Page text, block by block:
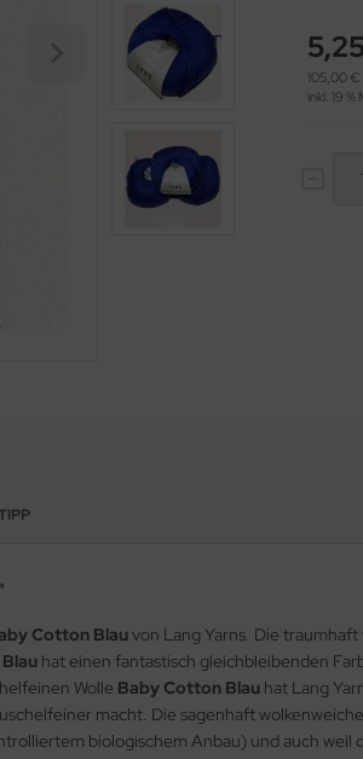
105,00 €
inkl. 19 %
Cotton Blauvon Lang Yarns. Die traumhaft
hat einen fantastisch gleichbleibenden
Wolle Baby Cotton Blau hat Lang
macht. Die sagenhaft
biologischem Anbau) und auch weil